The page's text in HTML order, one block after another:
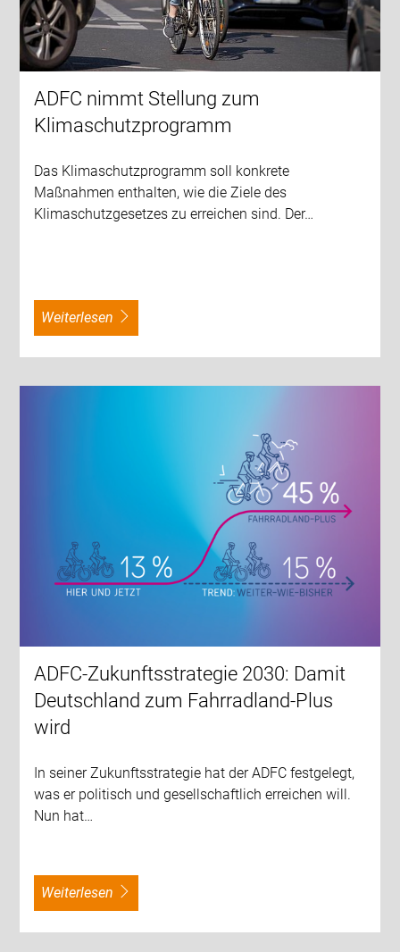
ADFC nimmt Stellung zum
Klimaschutzprogramm
Das Klimaschutzprogramm soll konkrete
Maßnahmen enthalten, wie die Ziele des
Klimaschutzgesetzes zu erreichen sind. Der…
weiterlesen
ADFC-Zukunftsstrategie 2030: Damit
Deutschland zum Fahrradland-Plus
wird
In seiner Zukunftsstrategie hat der ADFC festgelegt,
was er politisch und gesellschaftlich erreichen will.
Nun hat…
weiterlesen